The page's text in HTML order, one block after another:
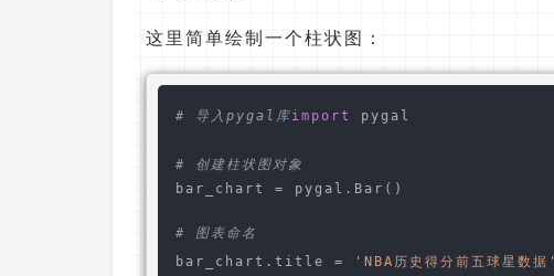
这里简单绘制一个柱状图：
# 导入pygal库import pygal
# 创建柱状图对象
bar_chart = pygal.Bar()
# 图表命名
bar_chart.title =
'NBA历史得分前五球星数据'